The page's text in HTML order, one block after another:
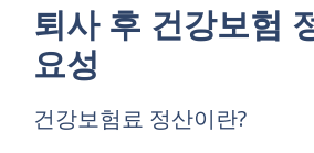
퇴사 후 건강보험
요성
건강보험료 정산이란?